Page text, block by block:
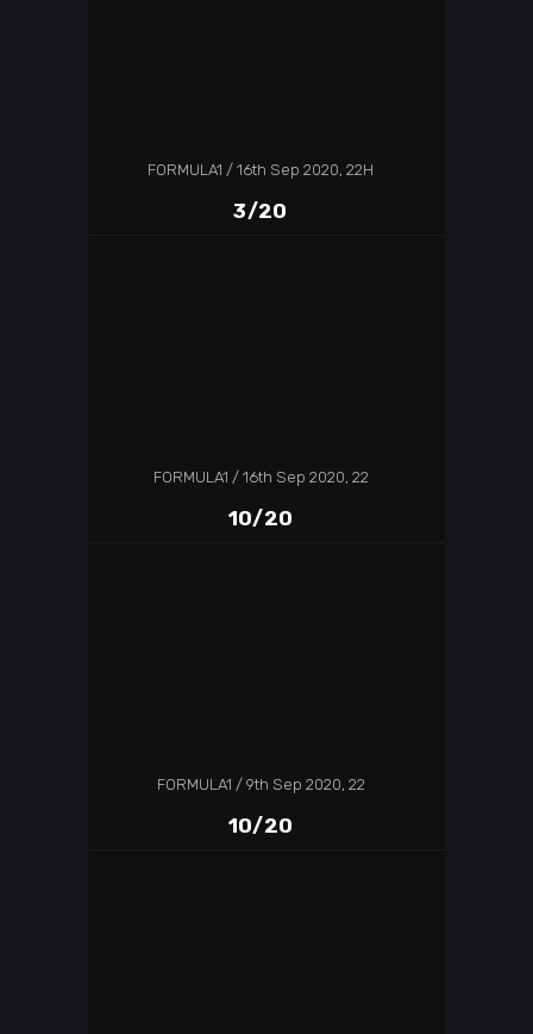
FORMULA1 16th Sep 2020, 22H
3/20
FORMULA1 16th Sep 2020, 22
10/20
FORMULA1 9th Sep 2020, 22
10/20